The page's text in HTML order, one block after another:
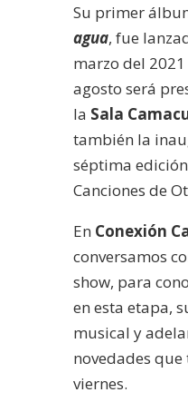
Su primer
agua, fue
marzo del 2021
agosto será
la Sala
también la
séptima
Canciones de
En Conexión
conversamos
show, para
en esta etapa,
musical y
novedades
viernes.